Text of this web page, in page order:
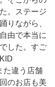
。ステージ
りながら、
由で本当に
した。すご
た違う店舗
のお店も美